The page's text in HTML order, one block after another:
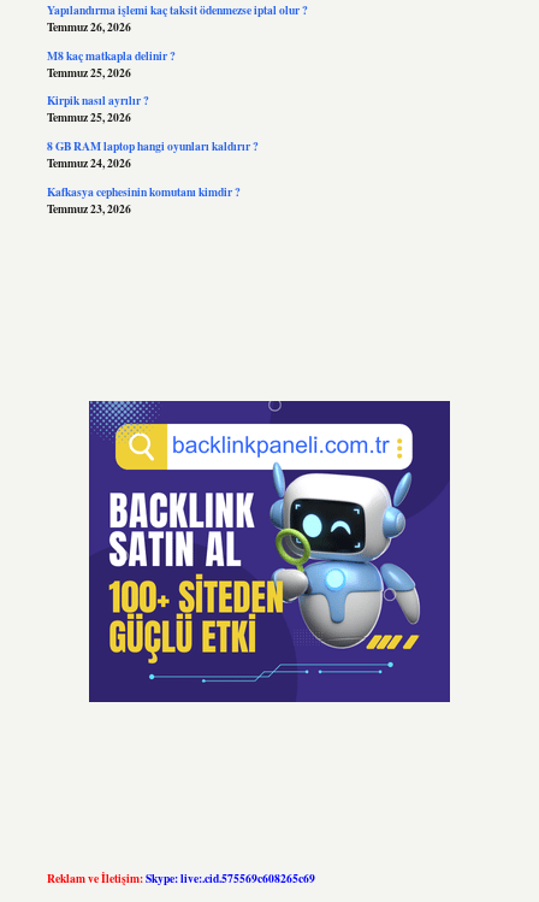
Yapılandırma işlemi kaç taksit ödenmezse iptal olur ?
Temmuz 26, 2026
M8 kaç matkapla delinir ?
Temmuz 25, 2026
Kirpik nasıl ayrılır ?
Temmuz 25, 2026
8 GB RAM laptop hangi oyunları kaldırır ?
Temmuz 24, 2026
Kafkasya cephesinin komutanı kimdir ?
Temmuz 23, 2026
Reklam ve İletişim:Skype: live:.cid.575569c608265c69